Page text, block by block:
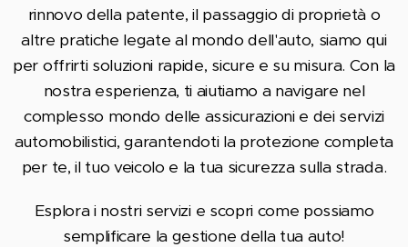
rinnovo della patente, il passaggio di proprietà o
altre pratiche legate al mondo dell'auto, siamo qui
per offrirti soluzioni rapide, sicure e su misura. Con la
nostra esperienza, ti aiutiamo a navigare nel
complesso mondo delle assicurazioni e dei servizi
automobilistici, garantendoti la protezione completa
per te, il tuo veicolo e la tua sicurezza sulla strada.
Esplora i nostri servizi e scopri come possiamo
semplificare la gestione della tua auto!